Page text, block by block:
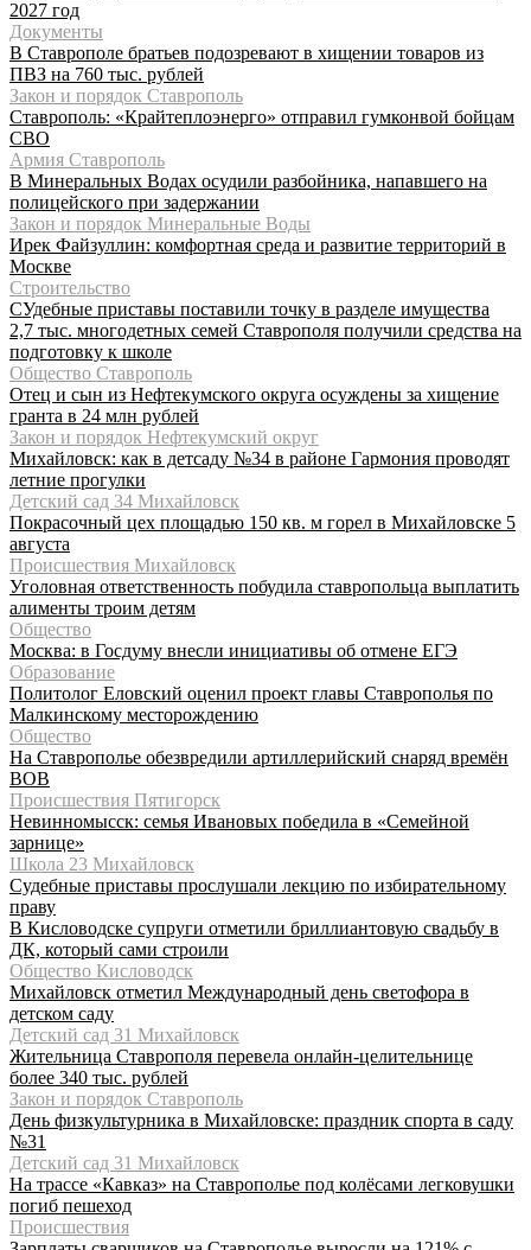
2027 год
Документы
В Ставрополе братьев подозревают в хищении товаров из
ПВЗ на 760 тыс. рублей
Закон и порядок Ставрополь
Ставрополь: «Крайтеплоэнерго» отправил гумконвой бойцам
СВО
Армия Ставрополь
В Минеральных Водах осудили разбойника, напавшего на
полицейского при задержании
Закон и порядок Минеральные Воды
Ирек Файзуллин: комфортная среда и развитие территорий в
Москве
Строительство
СУдебные приставы поставили точку в разделе имущества
2,7 тыс. многодетных семей Ставрополя получили средства на
подготовку к школе
Общество Ставрополь
Отец и сын из Нефтекумского округа осуждены за хищение
гранта в 24 млн рублей
Закон и порядок Нефтекумский округ
Михайловск: как в детсаду №34 в районе Гармония проводят
летние прогулки
Детский сад 34 Михайловск
Покрасочный цех площадью 150 кв. м горел в Михайловске 5
августа
Происшествия Михайловск
Уголовная ответственность побудила ставропольца выплатить
алименты троим детям
Общество
Москва: в Госдуму внесли инициативы об отмене ЕГЭ
Образование
Политолог Еловский оценил проект главы Ставрополья по
Малкинскому месторождению
Общество
На Ставрополье обезвредили артиллерийский снаряд времён
ВОВ
Происшествия Пятигорск
Невинномысск: семья Ивановых победила в «Семейной
зарнице»
Школа 23 Михайловск
Судебные приставы прослушали лекцию по избирательному
праву
В Кисловодске супруги отметили бриллиантовую свадьбу в
ДК, который сами строили
Общество Кисловодск
Михайловск отметил Международный день светофора в
детском саду
Детский сад 31 Михайловск
Жительница Ставрополя перевела онлайн-целительнице
более 340 тыс. рублей
Закон и порядок Ставрополь
День физкультурника в Михайловске: праздник спорта в саду
№31
Детский сад 31 Михайловск
На трассе «Кавказ» на Ставрополье под колёсами легковушки
погиб пешеход
Происшествия